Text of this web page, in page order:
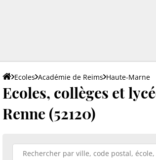
Ecoles Académie de Reims Haute-Marne
Ecoles, collèges et
Renne (52120)